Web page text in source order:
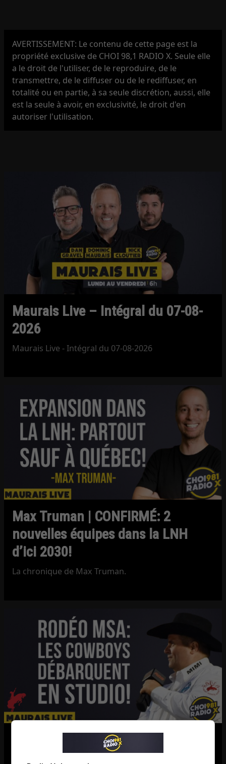
AVERTISSEMENT: Le contenu de cette page est la
propriété exclusive de CHOI 98,1 RADIO X. Seule elle
a le droit de l'utiliser, de le reproduire, de le
transmettre, de le diffuser ou de le rediffuser, en
totalité ou en partie, à sa seule discrétion, aussi, elle
est la seule à avoir, en exclusivité, le droit d'en
autoriser l'utilisation.
Maurais Live – Intégral du 07-08-
2026
Maurais Live - Intégral du 07-08-2026
Max Truman | CONFIRMÉ: 2
nouvelles équipes dans la LNH
d’ici 2030!
La chronique de Max Truman.
Rodéo MSA | Le FAMEUX
terrassement du bouvillon et bien